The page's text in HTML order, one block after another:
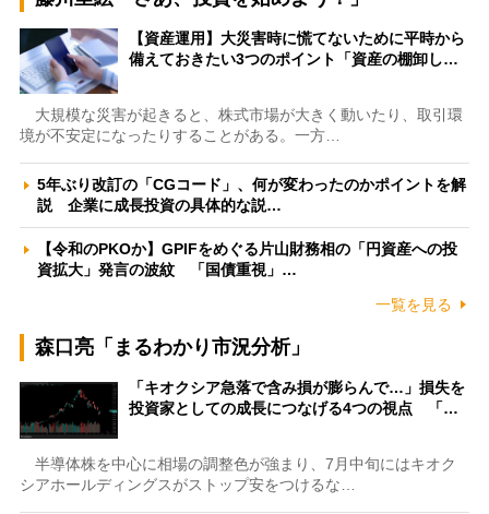
【資産運用】大災害時に慌てないために平時から
備えておきたい3つのポイント「資産の棚卸し…
大規模な災害が起きると、株式市場が大きく動いたり、取引環
境が不安定になったりすることがある。一方…
5年ぶり改訂の「CGコード」、何が変わったのかポイントを解
説 企業に成長投資の具体的な説…
【令和のPKOか】GPIFをめぐる片山財務相の「円資産への投
資拡大」発言の波紋 「国債重視」…
一覧を見る
森口亮「まるわかり市況分析」
「キオクシア急落で含み損が膨らんで…」損失を
投資家としての成長につなげる4つの視点 「…
半導体株を中心に相場の調整色が強まり、7月中旬にはキオク
シアホールディングスがストップ安をつけるな…